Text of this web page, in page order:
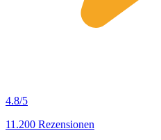
4.8/5
11.200 Rezensionen